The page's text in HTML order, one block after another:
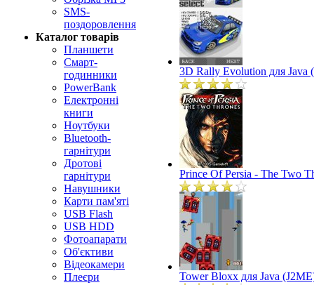
SMS-
поздоровлення
Каталог товарів
Планшети
Смарт-
годинники
PowerBank
Електронні
книги
Ноутбуки
Bluetooth-
гарнітури
Дротові
гарнітури
Навушники
Карти пам'яті
USB Flash
USB HDD
Фотоапарати
Об'єктиви
Відеокамери
Плеєри
3D Rally Evolution для Java
Prince Of Persia - The Two
Tower Bloxx для Java